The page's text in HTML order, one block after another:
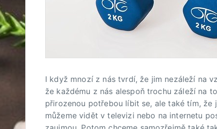
I když mnozí z nás tvrdí, že jim nezáleží na
že každému z nás alespoň trochu záleží na
přirozenou potřebou líbit se, ale také tím, že
můžeme vidět v televizi nebo na internetu